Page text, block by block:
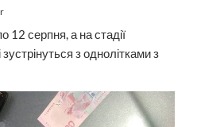
12 серпня, а на стадії
з однолітками з